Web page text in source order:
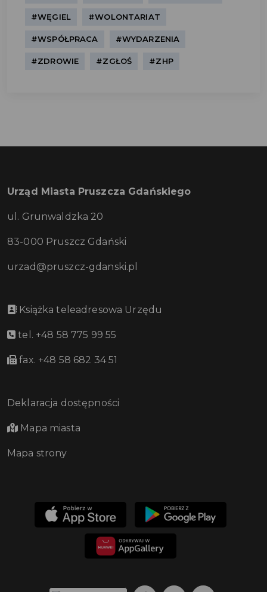
#WĘGIEL #WOLONTARIAT
#WSPÓŁPRACA #WYDARZENIA
#ZDROWIE #ZGŁOŚ #ZHP
Urząd Miasta Pruszcza Gdańskiego
ul. Grunwaldzka 20
83-000 Pruszcz Gdański
urzad@pruszcz-gdanski.pl
Książka teleadresowa Urzędu
tel. +48 58 775 99 55
fax. +48 58 682 34 51
Deklaracja dostępności
Mapa miasta
Mapa strony